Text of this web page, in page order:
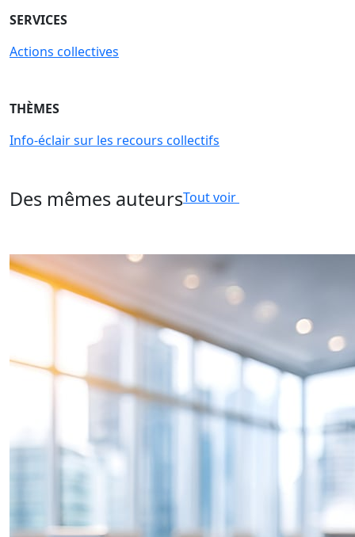
SERVICES
Actions collectives
THÈMES
Info-éclair sur les recours collectifs
Des mêmes auteursTout voir